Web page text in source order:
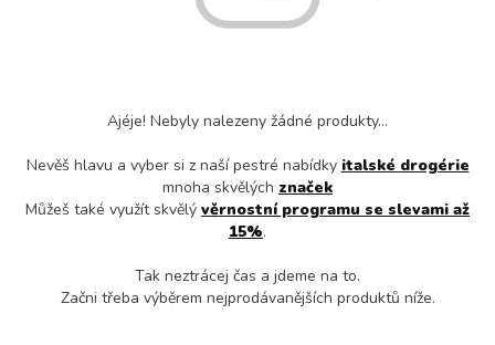
Ajéje! Nebyly nalezeny žádné produkty...
Nevěš hlavu a vyber si z naší pestré nabídky italské drogérie
mnoha skvělých značek
Můžeš také využít skvělý věrnostní programu se slevami až
15%.
Tak neztrácej čas a jdeme na to.
Začni třeba výběrem nejprodávanějších produktů níže.